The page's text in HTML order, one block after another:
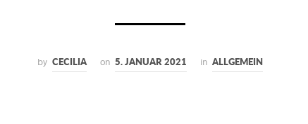
by CECILIA on 5. JANUAR 2021 in ALLGEMEIN